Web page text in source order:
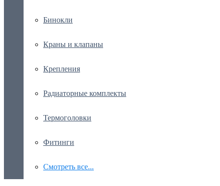
Бинокли
Краны и клапаны
Крепления
Радиаторные комплекты
Термоголовки
Фитинги
Смотреть все...